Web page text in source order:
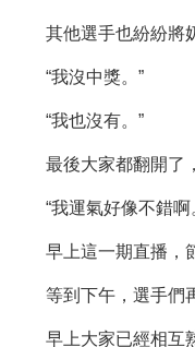
其他選手也紛紛將
“我沒中獎。”
“我也沒有。”
最後大家都翻開了
“我運氣好像不錯啊
早上這一期直播，
等到下午，選手們
早上大家已經相互